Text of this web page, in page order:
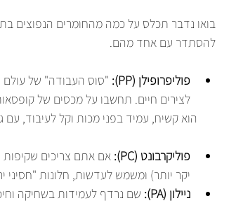
בואו נדבר תכלס על כמה מהחומרים הנפוצים
להסתדר עם אחד מהם.
פוליפרופילן (PP):
"סוס העבודה" של עולם
לצירים חיים. תחשבו על מכסים של
פוליקרבונט (PC):
אם אתם צריכים שקיפות
יקר יותר) ומשמש לעדשות, חלונות "חסיני
ניילון (PA):
שם נרדף לעמידות בשחיקה